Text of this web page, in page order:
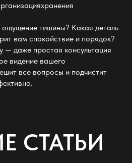
ощущение тишины? Какая деталь
вам спокойствие и порядок?
— даже простая консультация
видение вашего
все вопросы и подчистит
СТАТЬИ